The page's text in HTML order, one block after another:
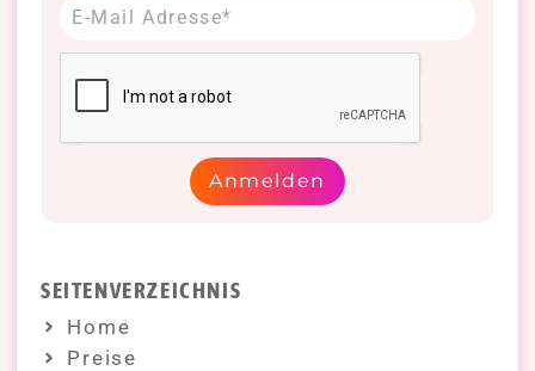
Anmelden
SEITENVERZEICHNIS
Home
Preise